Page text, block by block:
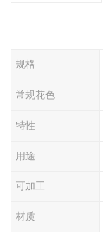
规格
常规花色
特性
用途
可加工
材质